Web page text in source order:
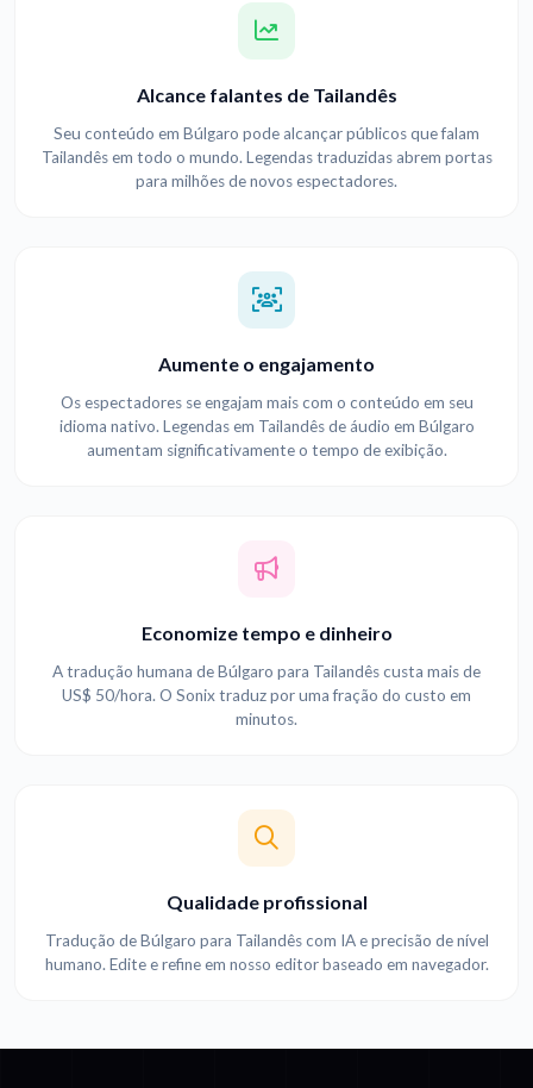
Alcance falantes de Tailandês
Seu conteúdo em Búlgaro pode alcançar públicos que falam
Tailandês em todo o mundo. Legendas traduzidas abrem portas
para milhões de novos espectadores.
Aumente o engajamento
Os espectadores se engajam mais com o conteúdo em seu
idioma nativo. Legendas em Tailandês de áudio em Búlgaro
aumentam significativamente o tempo de exibição.
Economize tempo e dinheiro
A tradução humana de Búlgaro para Tailandês custa mais de
US$ 50/hora. O Sonix traduz por uma fração do custo em
minutos.
Qualidade profissional
Tradução de Búlgaro para Tailandês com IA e precisão de nível
humano. Edite e refine em nosso editor baseado em navegador.